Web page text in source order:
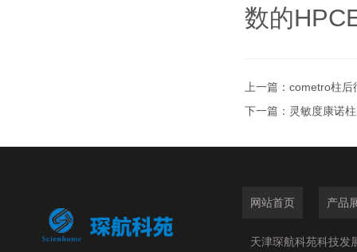
数的
上一篇： cometro柱后
下一篇： 灵敏度康诺
网站首页 产品
天津琛航科苑科技发